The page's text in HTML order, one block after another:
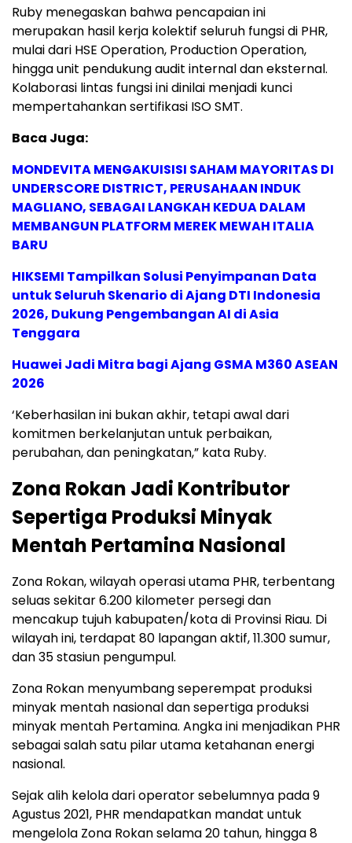
Ruby menegaskan bahwa pencapaian ini
merupakan hasil kerja kolektif seluruh fungsi di PHR,
mulai dari HSE Operation, Production Operation,
hingga unit pendukung audit internal dan eksternal.
Kolaborasi lintas fungsi ini dinilai menjadi kunci
mempertahankan sertifikasi ISO SMT.
Baca Juga:
MONDEVITA MENGAKUISISI SAHAM MAYORITAS DI
UNDERSCORE DISTRICT, PERUSAHAAN INDUK
MAGLIANO, SEBAGAI LANGKAH KEDUA DALAM
MEMBANGUN PLATFORM MEREK MEWAH ITALIA
BARU
HIKSEMI Tampilkan Solusi Penyimpanan Data
untuk Seluruh Skenario di Ajang DTI Indonesia
2026, Dukung Pengembangan AI di Asia
Tenggara
Huawei Jadi Mitra bagi Ajang GSMA M360 ASEAN
2026
‘Keberhasilan ini bukan akhir, tetapi awal dari
komitmen berkelanjutan untuk perbaikan,
perubahan, dan peningkatan,” kata Ruby.
Zona Rokan Jadi Kontributor
Sepertiga Produksi Minyak
Mentah Pertamina Nasional
Zona Rokan, wilayah operasi utama PHR, terbentang
seluas sekitar 6.200 kilometer persegi dan
mencakup tujuh kabupaten/kota di Provinsi Riau. Di
wilayah ini, terdapat 80 lapangan aktif, 11.300 sumur,
dan 35 stasiun pengumpul.
Zona Rokan menyumbang seperempat produksi
minyak mentah nasional dan sepertiga produksi
minyak mentah Pertamina. Angka ini menjadikan PHR
sebagai salah satu pilar utama ketahanan energi
nasional.
Sejak alih kelola dari operator sebelumnya pada 9
Agustus 2021, PHR mendapatkan mandat untuk
mengelola Zona Rokan selama 20 tahun, hingga 8